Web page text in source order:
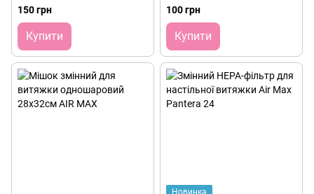
150 грн
Купити
100 грн
Купити
Новинка